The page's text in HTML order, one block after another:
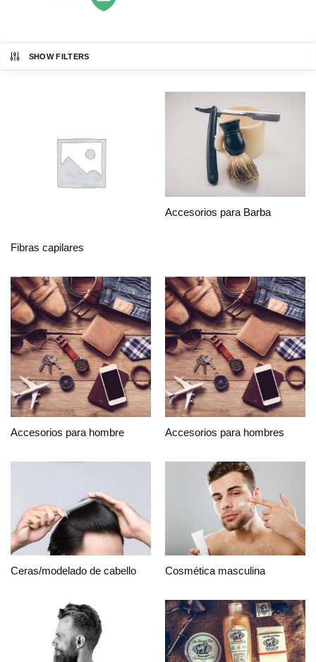
SHOW FILTERS
Fibras capilares
Accesorios para Barba
Accesorios para hombre Accesorios para hombres
Ceras/modelado de cabello Cosmética masculina